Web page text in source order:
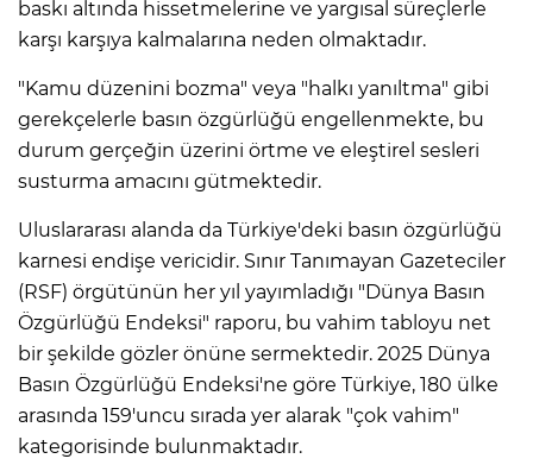
baskı altında hissetmelerine ve yargısal süreçlerle
karşı karşıya kalmalarına neden olmaktadır.
"Kamu düzenini bozma" veya "halkı yanıltma" gibi
gerekçelerle basın özgürlüğü engellenmekte, bu
durum gerçeğin üzerini örtme ve eleştirel sesleri
susturma amacını gütmektedir.
Uluslararası alanda da Türkiye'deki basın özgürlüğü
karnesi endişe vericidir. Sınır Tanımayan Gazeteciler
(RSF) örgütünün her yıl yayımladığı "Dünya Basın
Özgürlüğü Endeksi" raporu, bu vahim tabloyu net
bir şekilde gözler önüne sermektedir. 2025 Dünya
Basın Özgürlüğü Endeksi'ne göre Türkiye, 180 ülke
arasında 159'uncu sırada yer alarak "çok vahim"
kategorisinde bulunmaktadır.